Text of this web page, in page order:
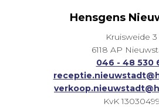
Hensgens
Kruisweide 3
6118 AP
046 - 48 530
KvK 13030499